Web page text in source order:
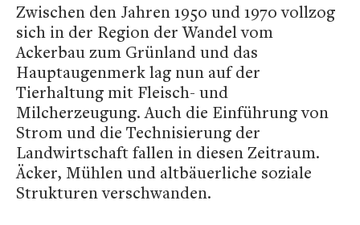
Zwischen den Jahren 1950 und 1970 vollzog
sich in der Region der Wandel vom
Ackerbau zum Grünland und das
Hauptaugenmerk lag nun auf der
Tierhaltung mit Fleisch- und
Milcherzeugung. Auch die Einführung von
Strom und die Technisierung der
Landwirtschaft fallen in diesen Zeitraum.
Äcker, Mühlen und altbäuerliche soziale
Strukturen verschwanden.